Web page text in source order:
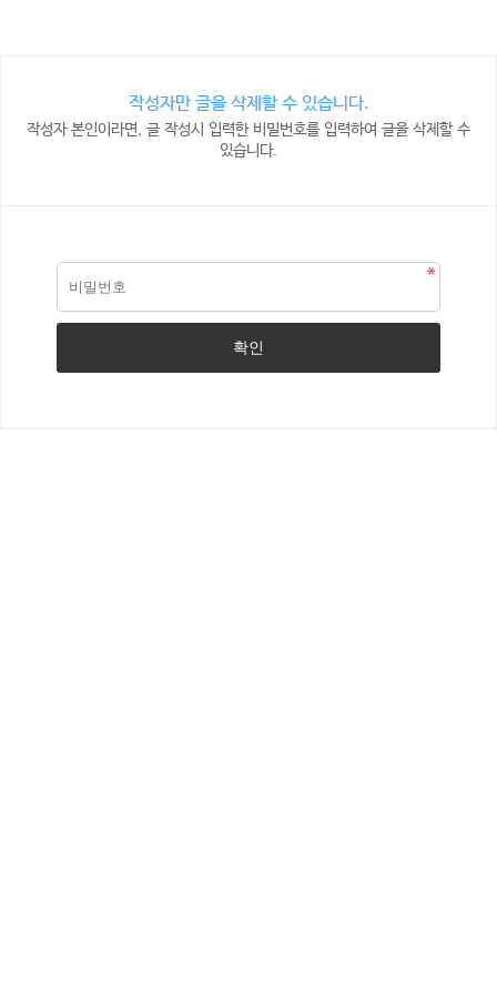
작성자만 글을 삭제할 수 있습니다.
작성자 본인이라면, 글 작성시 입력한 비밀번호를 입력하여 글을 삭제할 수
있습니다.